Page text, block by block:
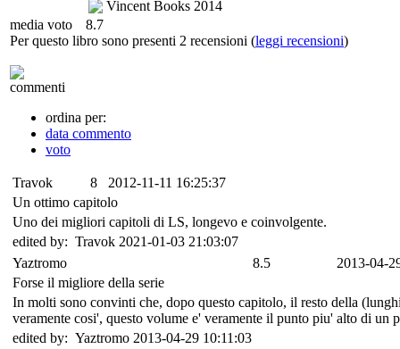
Vincent Books 2014
media voto
8.7
Per questo libro sono presenti 2 recensioni (leggi recensioni)
commenti
ordina per:
data commento
voto
Travok 8
2012-11-11 16:25:37
Un ottimo capitolo
Uno dei migliori capitoli di LS, longevo e coinvolgente.
edited by: Travok 2021-01-03 21:03:07
Yaztromo
8.5
2013-04-
Forse il migliore della serie
In molti sono convinti che, dopo questo capitolo, il resto della
veramente cosi', questo volume e' veramente il punto piu' alto di un
edited by: Yaztromo 2013-04-29 10:11:03